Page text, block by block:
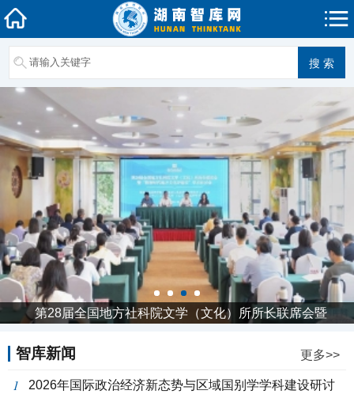
第28届全国地方社科院文学（文化）所所长联席会暨
智库新闻 更多>>
1 2026年国际政治经济新态势与区域国别学学科建设研讨